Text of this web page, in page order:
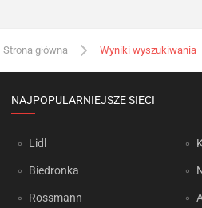
Strona główna Wyniki wyszukiwania
NAJPOPULARNIEJSZE SIECI
Lidl
Biedronka
Rossmann